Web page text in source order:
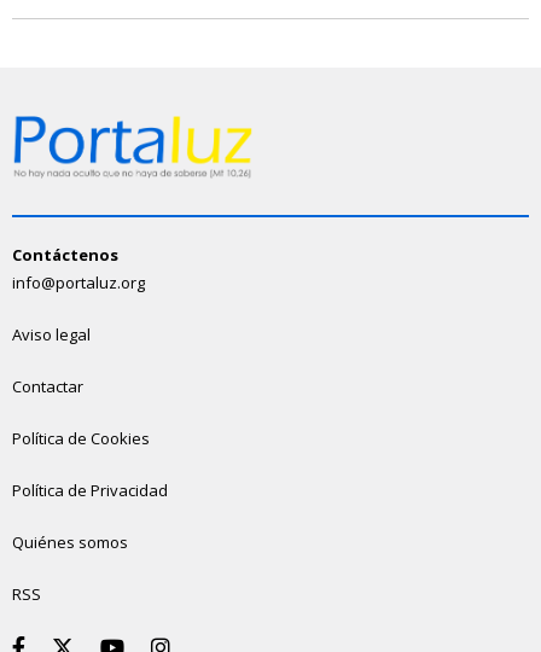
Contáctenos
info@portaluz.org
Aviso legal
Contactar
Política de Cookies
Política de Privacidad
Quiénes somos
RSS